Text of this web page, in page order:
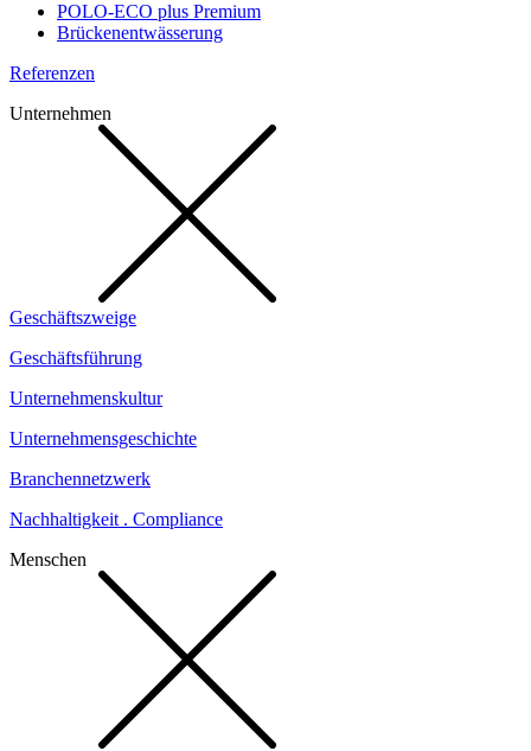
POLO-ECO plus Premium
Brückenentwässerung
Referenzen
Unternehmen
Geschäftszweige
Geschäftsführung
Unternehmenskultur
Unternehmensgeschichte
Branchennetzwerk
Nachhaltigkeit . Compliance
Menschen